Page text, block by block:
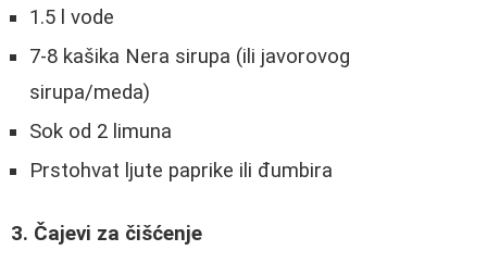
1.5 l vode
7-8 kašika Nera sirupa (ili javorovog
sirupa/meda)
Sok od 2 limuna
Prstohvat ljute paprike ili đumbira
3. Čajevi za čišćenje